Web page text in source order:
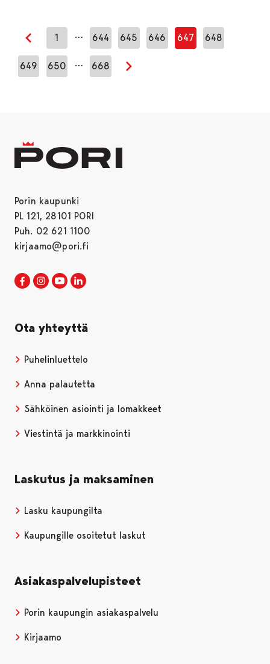
Edellinen sivu
1 … 644 645 646 647 648
649 650 … 668
Seuraava sivu
Porin kaupunki
PL 121, 28101 PORI
Puh. 02 621 1100
kirjaamo@pori.fi
Porin kaupunki Facebookissa
Avautuu uudessa välilehdessä
Porin kaupunki Instagramissa
Avautuu uudessa välilehdessä
Porin kaupunki Youtubessa
Avautuu uudessa välilehdessä
Ota yhteyttä
Puhelinluettelo
Anna palautetta
Sähköinen asiointi ja lomakkeet
Viestintä ja markkinointi
Laskutus ja maksaminen
Lasku kaupungilta
Kaupungille osoitetut laskut
Asiakaspalvelupisteet
Porin kaupungin asiakaspalvelu
Kirjaamo